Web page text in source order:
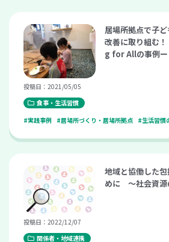
居場所拠点で子
改善に取り組む
g for Allの事例ー
投稿日：2021/05/05
食事・生活習慣
#実践事例
#居場所づくり・居場所拠点 #生活習慣
地域と協働した
めに 〜社会資源
投稿日：2022/12/07
関係者・地域連携